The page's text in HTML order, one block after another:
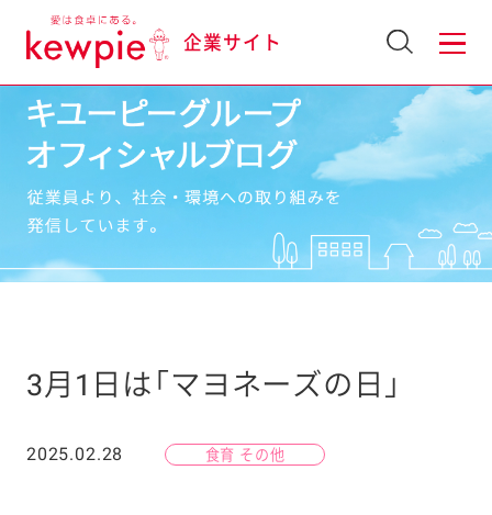
企業サイト
3月1日は「マヨネーズの日」
2025.02.28 食育 その他